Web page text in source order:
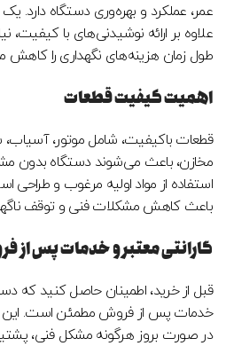
عمر، عملکرد و بهره‌وری دستگاه دارد.
علاوه بر ارائه نوشیدنی‌های با کیفیت،
طول زمان هزینه‌های نگهداری را کاهش
اهمیت کیفیت قطعات
قطعات باکیفیت، شامل موتور،
مخازن، باعث می‌شوند دستگاه بدون
استفاده از مواد اولیه مرغوب و طراحی
باعث کاهش مشکلات فنی و توقف
گارانتی معتبر و خدمات پس از
قبل از خرید، اطمینان حاصل کنید که
خدمات پس از فروش مطمئن است. این
در صورت بروز هرگونه مشکل فنی،